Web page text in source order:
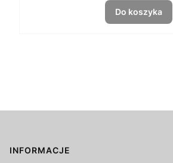
Do koszyka
Linki w stopce
INFORMACJE